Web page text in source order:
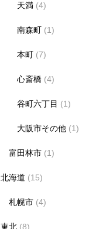
天満 (4)
南森町 (1)
本町 (7)
心斎橋 (4)
谷町六丁目 (1)
大阪市その他 (1)
富田林市 (1)
北海道 (15)
札幌市 (4)
東北 (8)